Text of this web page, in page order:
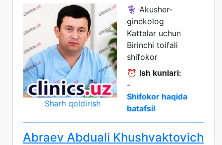
Sharh qoldirish
⚕️ Akusher-
ginekolog
Kattalar uchun
Birinchi toifali
shifokor
⏰ Ish kunlari:
-
Shifokor haqida
batafsil
Abraev Abduali Khushvaktovich